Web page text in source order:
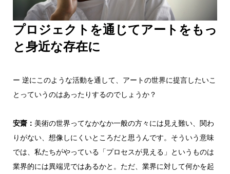
プロジェクトを通じてアートをもっ
と身近な存在に
ー 逆にこのような活動を通して、アートの世界に提言したいこ
とっていうのはあったりするのでしょうか？
安齋： 美術の世界ってなかなか一般の方々には見え難い、関わ
りがない、想像しにくいところだと思うんです。そういう意味
では、私たちがやっている「プロセスが見える」というものは
業界的には異端児ではあるかと。ただ、業界に対して何かを起